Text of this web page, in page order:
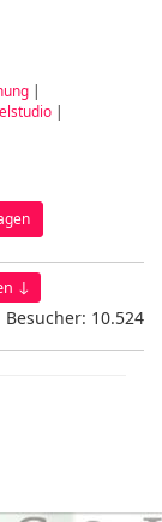
|
|
↓
Besucher: 10.524